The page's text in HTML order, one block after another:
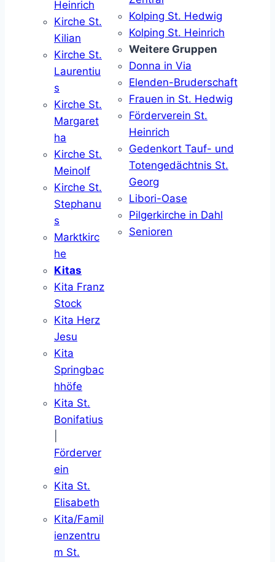
Heinrich
Kirche St.
Kilian
Kirche St.
Laurentiu
s
Kirche St.
Margaret
ha
Kirche St.
Meinolf
Kirche St.
Stephanu
s
Marktkirc
he
Kitas
Kita Franz
Stock
Kita Herz
Jesu
Kita
Springbac
hhöfe
Kita St.
Bonifatius
Förderver
ein
Kita St.
Elisabeth
Kita/Famil
ienzentru
m St.
Kolping St. Hedwig
Kolping St. Heinrich
Weitere Gruppen
Donna in Via
Elenden-Bruderschaft
Frauen in St. Hedwig
Förderverein St.
Heinrich
Gedenkort Tauf- und
Totengedächtnis St.
Georg
Libori-Oase
Pilgerkirche in Dahl
Senioren